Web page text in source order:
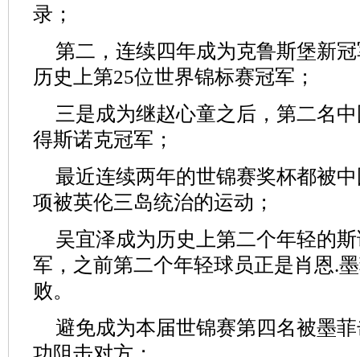
录；
第二，连续四年成为克鲁斯堡新
历史上第25位世界锦标赛冠军；
三是成为继赵心童之后，第二名
得斯诺克冠军；
最近连续两年的世锦赛奖杯都被
项被英伦三岛统治的运动；
吴宜泽成为历史上第二个年轻的
军，之前第二个年轻球员正是肖恩.
败。
避免成为本届世锦赛第四名被墨